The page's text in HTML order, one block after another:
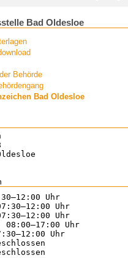
Bad Oldesloe
Behörde
Bad Oldesloe
Uhr
Uhr
Uhr
08:00–17:00 Uhr
Uhr